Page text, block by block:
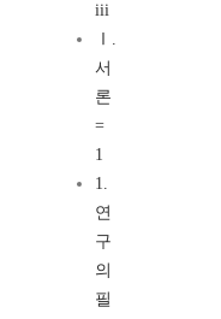
iii
Ⅰ.
서
론
=
1
1.
연
구
의
필